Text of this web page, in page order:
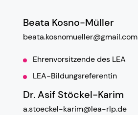
Beata Kosno-Müller
beata.kosnomueller@gmail.com
Ehrenvorsitzende des LEA
LEA-Bildungsreferentin
Dr. Asif Stöckel-Karim
a.stoeckel-karim@lea-rlp.de